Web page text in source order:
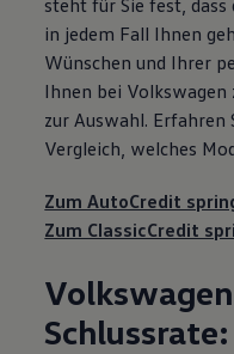
steht für Sie fest, dass
in jedem Fall Ihnen
Wünschen und Ihrer
Ihnen bei Volkswagen
zur Auswahl.
Vergleich, welches
Zum AutoCredit
Zum ClassicCredit
Volkswagen